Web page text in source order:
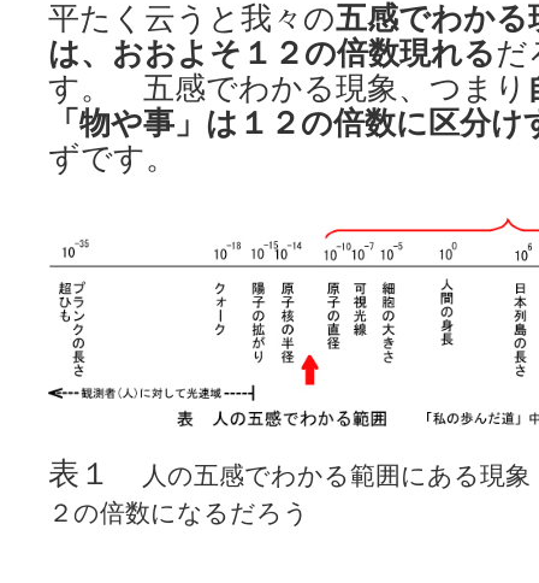
平たく云うと我々の五感でわかる
は、おおよそ１２の倍数現れるだ
す。 五感でわかる現象、つまり
「物や事」は１２の倍数に区分
ずです。
表１
人の五感でわかる範囲にある現
２の倍数になるだろう